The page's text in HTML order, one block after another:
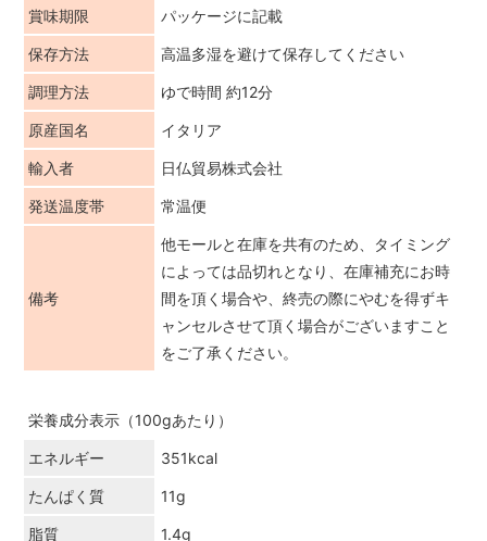
賞味期限 パッケージに記載
保存方法 高温多湿を避けて保存してください
調理方法 ゆで時間 約12分
原産国名 イタリア
輸入者 日仏貿易株式会社
発送温度帯 常温便
備考
他モールと在庫を共有のため、タイミング
によっては品切れとなり、在庫補充にお時
間を頂く場合や、終売の際にやむを得ずキ
ャンセルさせて頂く場合がございますこと
をご了承ください。
栄養成分表示（100gあたり）
エネルギー 351kcal
たんぱく質 11g
脂質 1.4g